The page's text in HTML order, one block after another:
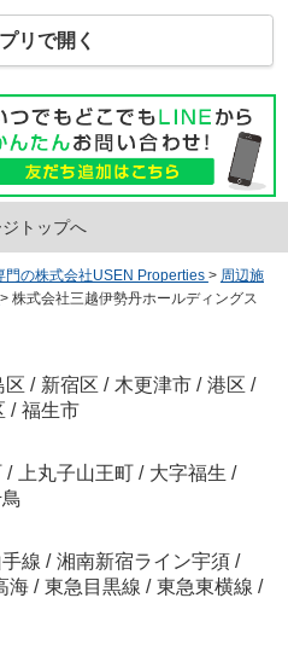
リで開く
トップへ
門の株式会社USEN Properties > 周辺施
> 株式会社三越伊勢丹ホールディングス
区 / 新宿区 / 木更津市 / 港区 /
/ 福生市
/ 上丸子山王町 / 大字福生 /
線 / 湘南新宿ライン宇須 /
海 / 東急目黒線 / 東急東横線 /